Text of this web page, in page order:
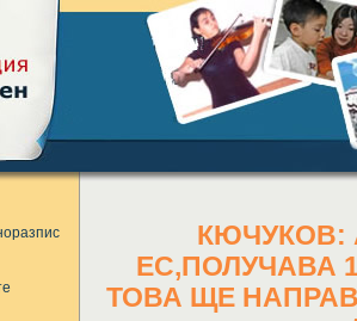
КЮЧУКОВ:
ЕС,ПОЛУЧАВА
ТОВА ЩЕ